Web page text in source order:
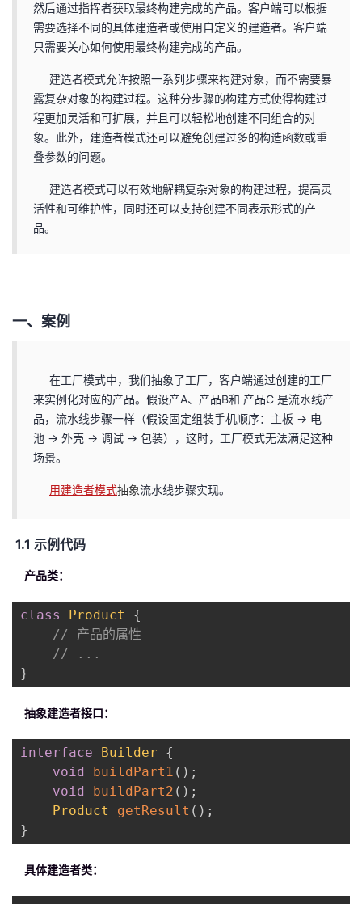
然后通过指挥者获取最终构建完成的产品。客户端可以根据
需要选择不同的具体建造者或使用自定义的建造者。客户端
只需要关心如何使用最终构建完成的产品。
建造者模式允许按照一系列步骤来构建对象，而不需要暴
露复杂对象的构建过程。这种分步骤的构建方式使得构建过
程更加灵活和可扩展，并且可以轻松地创建不同组合的对
象。此外，建造者模式还可以避免创建过多的构造函数或重
叠参数的问题。
建造者模式可以有效地解耦复杂对象的构建过程，提高灵
活性和可维护性，同时还可以支持创建不同表示形式的产
品。
一、案例
在工厂模式中，我们抽象了工厂，客户端通过创建的工厂
来实例化对应的产品。假设产A、产品B和 产品C 是流水线产
品，流水线步骤一样（假设固定组装手机顺序：主板 -> 电
池 -> 外壳 -> 调试 -> 包装），这时，工厂模式无法满足这种
场景。
用建造者模式抽象流水线步骤实现。
1.1 示例代码
产品类：
class Product
{
// 产品的属性
// ...
}
抽象建造者接口：
interface Builder
{
void
buildPart1 ( ) ;
void
buildPart2 ( ) ;
Product
getResult ( ) ;
}
具体建造者类：